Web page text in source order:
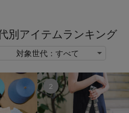
別アイテムランキング
2